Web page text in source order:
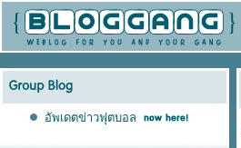
อัพเดตข่าวฟุตบอล